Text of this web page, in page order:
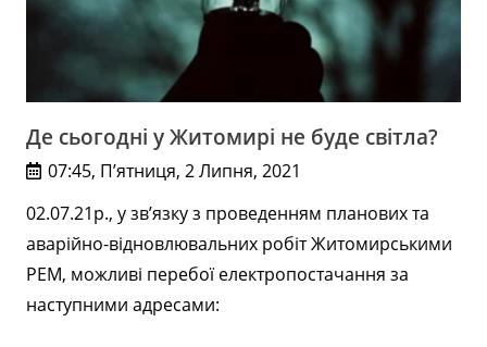
Де сьогодні у Житомирі не буде світла?
07:45, П’ятниця, 2 Липня, 2021
02.07.21р., у зв’язку з проведенням планових та
аварійно-відновлювальних робіт Житомирськими
РЕМ, можливі перебої електропостачання за
наступними адресами: